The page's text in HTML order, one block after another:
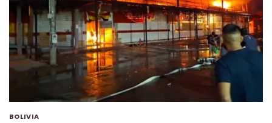
BOLIVIA